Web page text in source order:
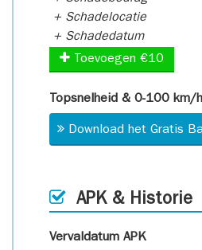
+ Schadelocatie
+ Schadedatum
Toevoegen €10
Topsnelheid & 0-100 km/h
Download het Gratis
APK & Historie
Vervaldatum APK